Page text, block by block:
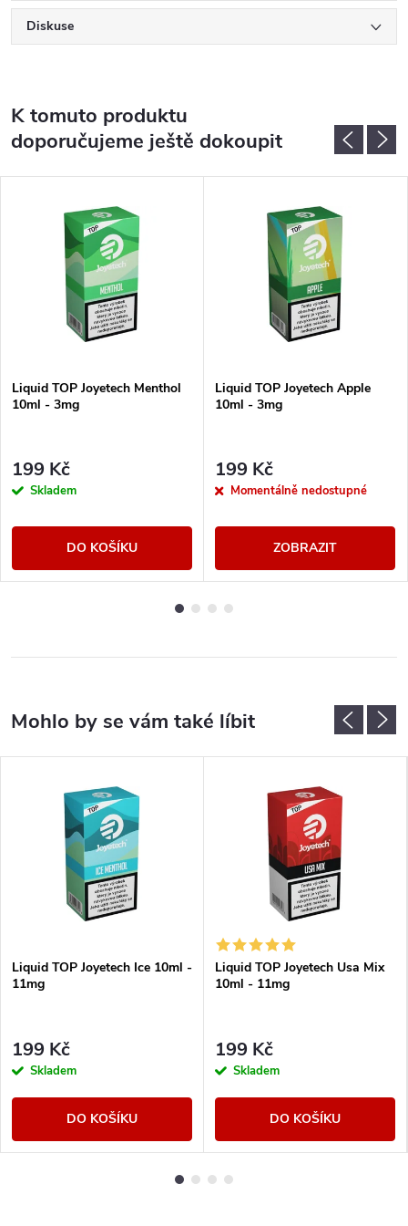
Diskuse
K tomuto produktu
doporučujeme ještě dokoupit
Liquid TOP Joyetech Menthol
10ml - 3mg
199 Kč
Skladem
DO KOŠÍKU
Liquid TOP Joyetech Apple
10ml - 3mg
199 Kč
Momentálně nedostupné
ZOBRAZIT
Liquid TOP Joyetech Ice 10ml -
11mg
199 Kč
Skladem
DO KOŠÍKU
Liquid TOP Joyetech Usa Mix
10ml - 11mg
199 Kč
Skladem
DO KOŠÍKU